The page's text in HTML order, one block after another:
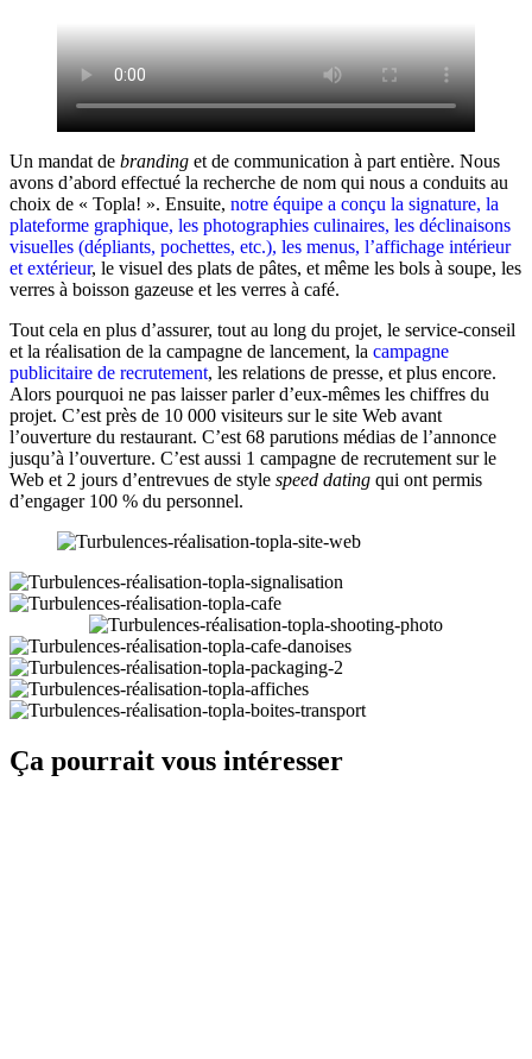
Un mandat de branding et de communication à part entière. Nous
avons d’abord effectué la recherche de nom qui nous a conduits au
choix de « Topla! ». Ensuite, notre équipe a conçu la signature, la
plateforme graphique, les photographies culinaires, les déclinaisons
visuelles (dépliants, pochettes, etc.), les menus, l’affichage intérieur
et extérieur, le visuel des plats de pâtes, et même les bols à soupe, les
verres à boisson gazeuse et les verres à café.
Tout cela en plus d’assurer, tout au long du projet, le service-conseil
et la réalisation de la campagne de lancement, la campagne
publicitaire de recrutement, les relations de presse, et plus encore.
Alors pourquoi ne pas laisser parler d’eux-mêmes les chiffres du
projet. C’est près de 10 000 visiteurs sur le site Web avant
l’ouverture du restaurant. C’est 68 parutions médias de l’annonce
jusqu’à l’ouverture. C’est aussi 1 campagne de recrutement sur le
Web et 2 jours d’entrevues de style speed dating qui ont permis
d’engager 100 % du personnel.
Ça pourrait vous intéresser